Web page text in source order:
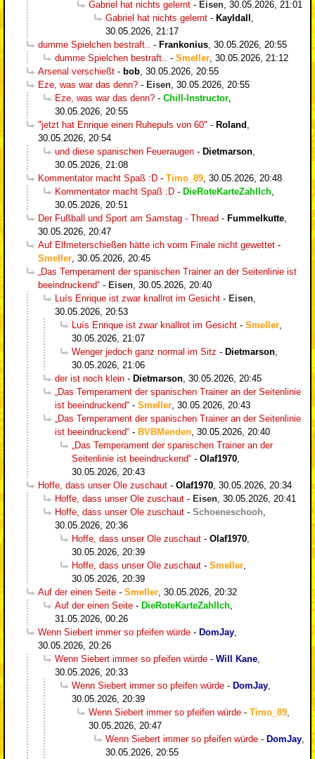
Gabriel hat nichts gelernt - Eisen 30.05.2026, 21:01
Gabriel hat nichts gelernt - Kayldall
30.05.2026, 21:17
dumme Spielchen bestraft..
- Frankonius 30.05.2026, 20:55
dumme Spielchen bestraft..
- Smeller 30.05.2026, 21:12
Arsenal verschießt - bob 30.05.2026, 20:55
Eze, was war das denn? - Eisen 30.05.2026, 20:55
Eze, was war das denn? - Chill-Instructor
30.05.2026, 20:55
"jetzt hat Enrique einen Ruhepuls von 60" - Roland
30.05.2026, 20:54
und diese spanischen Feueraugen - Dietmarson
30.05.2026, 21:08
Kommentator macht Spaß :D - Timo_89 30.05.2026, 20:48
Kommentator macht Spaß :D - DieRoteKarteZahlIch
30.05.2026, 20:51
Der Fußball und Sport am Samstag - Thread - Fummelkutte
30.05.2026, 20:47
Auf Elfmeterschießen hätte ich vorm Finale nicht gewettet -
Smeller 30.05.2026, 20:45
„Das Temperament der spanischen Trainer an der Seitenlinie ist
beeindruckend“ - Eisen 30.05.2026, 20:40
Luís Enrique ist zwar knallrot im Gesicht - Eisen
30.05.2026, 20:53
Luís Enrique ist zwar knallrot im Gesicht - Smeller
30.05.2026, 21:07
Wenger jedoch ganz normal im Sitz - Dietmarson
30.05.2026, 21:06
der ist noch klein - Dietmarson 30.05.2026, 20:45
„Das Temperament der spanischen Trainer an der Seitenlinie
ist beeindruckend“ - Smeller 30.05.2026, 20:43
„Das Temperament der spanischen Trainer an der Seitenlinie
ist beeindruckend“ - BVBMenden 30.05.2026, 20:40
„Das Temperament der spanischen Trainer an der
Seitenlinie ist beeindruckend“ - Olaf1970
30.05.2026, 20:43
Hoffe, dass unser Ole zuschaut - Olaf1970 30.05.2026, 20:34
Hoffe, dass unser Ole zuschaut - Eisen 30.05.2026, 20:41
Hoffe, dass unser Ole zuschaut - Schoeneschooh
30.05.2026, 20:36
Hoffe, dass unser Ole zuschaut - Olaf1970
30.05.2026, 20:39
Hoffe, dass unser Ole zuschaut - Smeller
30.05.2026, 20:39
Auf der einen Seite - Smeller 30.05.2026, 20:32
Auf der einen Seite - DieRoteKarteZahlIch
31.05.2026, 00:26
Wenn Siebert immer so pfeifen würde - DomJay
30.05.2026, 20:26
Wenn Siebert immer so pfeifen würde - Will Kane
30.05.2026, 20:33
Wenn Siebert immer so pfeifen würde - DomJay
30.05.2026, 20:39
Wenn Siebert immer so pfeifen würde - Timo_89
30.05.2026, 20:47
Wenn Siebert immer so pfeifen würde - DomJay
30.05.2026, 20:55